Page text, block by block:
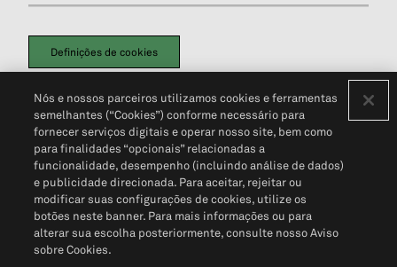
Definições de cookies
Política de PrivacidadePortal de privacidade do cliente (em inglês)
Não Venda Minhas Informações Pessoais© 2026 S&P Global
Nós e nossos parceiros utilizamos cookies e ferramentas
semelhantes (“Cookies”) conforme necessário para
fornecer serviços digitais e operar nosso site, bem como
para finalidades “opcionais” relacionadas a
funcionalidade, desempenho (incluindo análise de dados)
e publicidade direcionada. Para aceitar, rejeitar ou
modificar suas configurações de cookies, utilize os
botões neste banner. Para mais informações ou para
alterar sua escolha posteriormente, consulte nosso Aviso
sobre Cookies.